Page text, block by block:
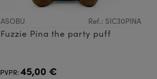
ASOBU Ref.: SIC30PINA
Fuzzie Pina the party puff
PVPR:45,00 €